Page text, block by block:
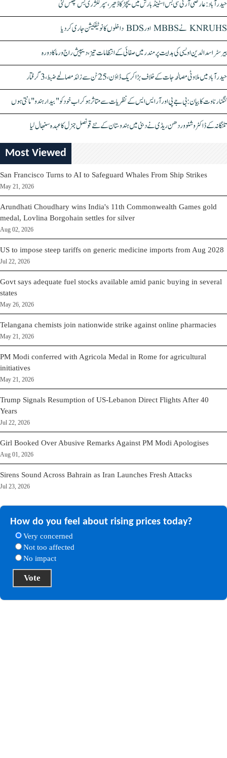
حیدرآباد: عارضی آر ٹی سی بس اسٹینڈ بارش میں کیچڑ کا ڈھیر، سپر لگژری بس پھنس گئی
KNRUHS نے MBBS اور BDS داخلوں کا نوٹیفکیشن جاری کر دیا
بیرسٹر اسدالدین اویسی کی ہدایت پر مندر میں صفائی کے انتظامات تیز، دیپیش راج ورما کا دورہ
حیدرآباد میں ملاوٹی مصالحہ جات کے خلاف بڑا کریک ڈاؤن، 25 ٹن سے زائد مصالحے ضبط، 3 گرفتار
کنگنا رناوت کا بیان: بی جے پی اور آر ایس ایس کے نظریات سے متاثر ہو کر اب خود کو "بیدار ہندو" مانتی ہوں
تلنگانہ کے ڈاکٹر وشنو وردھن ریڈی نے دبئی میں ہندوستان کے نئے قونصل جنرل کا عہدہ سنبھال لیا
Most Viewed
San Francisco Turns to AI to Safeguard Whales From Ship Strikes
May 21, 2026
Arundhati Choudhary wins India's 11th Commonwealth Games gold
medal, Lovlina Borgohain settles for silver
Aug 02, 2026
US to impose steep tariffs on generic medicine imports from Aug 2028
Jul 22, 2026
Govt says adequate fuel stocks available amid panic buying in several
states
May 26, 2026
Telangana chemists join nationwide strike against online pharmacies
May 21, 2026
PM Modi conferred with Agricola Medal in Rome for agricultural
initiatives
May 21, 2026
Trump Signals Resumption of US-Lebanon Direct Flights After 40
Years
Jul 22, 2026
Girl Booked Over Abusive Remarks Against PM Modi Apologises
Aug 01, 2026
Sirens Sound Across Bahrain as Iran Launches Fresh Attacks
Jul 23, 2026
How do you feel about rising prices today?
Very concerned
Not too affected
No impact